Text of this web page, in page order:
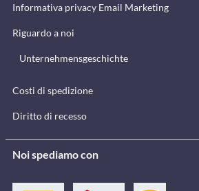
Informativa privacy Email Marketing
Riguardo a noi
Unternehmensgeschichte
Costi di spedizione
Diritto di recesso
Noi spediamo con